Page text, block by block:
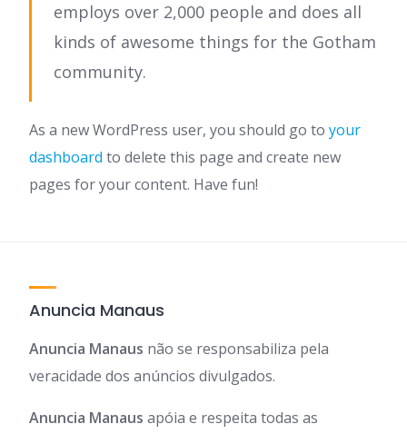
employs over 2,000 people and does all
kinds of awesome things for the Gotham
community.
As a new WordPress user, you should go to your
dashboard to delete this page and create new
pages for your content. Have fun!
Anuncia Manaus
Anuncia Manaus não se responsabiliza pela
veracidade dos anúncios divulgados.
Anuncia Manaus apóia e respeita todas as